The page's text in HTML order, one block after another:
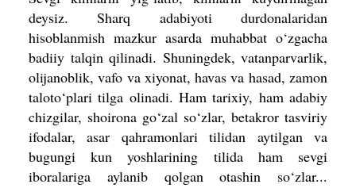
deysiz. Sharq adabiyoti durdonalaridan
hisoblanmish mazkur asarda muhabbat o‘zgacha
badiiy talqin qilinadi. Shuningdek, vatanparvarlik,
olijanoblik, vafo va xiyonat, havas va hasad, zamon
taloto‘plari tilga olinadi. Ham tarixiy, ham adabiy
chizgilar, shoirona go‘zal so‘zlar, betakror tasviriy
ifodalar, asar qahramonlari tilidan aytilgan va
bugungi kun yoshlarining tilida ham sevgi
iboralariga aylanib qolgan otashin so‘zlar...